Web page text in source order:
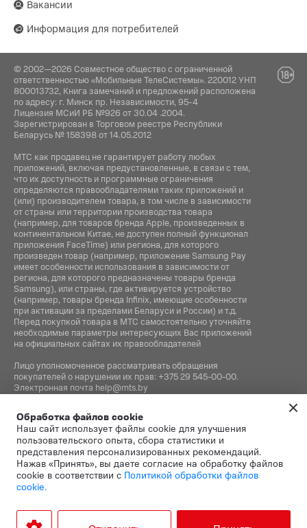
Вакансии
Информация для потребителей
© 2002—2026 Совместное общество с ограниченной
ответственностью «Мобильные ТелеСистемы». 220012 УНП
800013732, Книга замечаний и предложений расположена
по адресу: г. Минск пр. Независимости, 95-4
Лицензия МСиИ РБ №926 от 30.04 .2004.
Зарегистрирован в Торговом реестре Республики
Беларусь № 158398 от 14.05.2012
МТС как продавец не гарантирует работу любых
приложений, включая предустановленные, в связи с тем,
что их доступность и программные ограничения
определяются правообладателями таких приложений и
(или) производителем товара, в том числе в зависимости
от страны или территории производства товара
(например, для товаров бренда Apple, произведенных в
континентальном Китае, не доступен полный функционал
приложения FaceTime) или региона, для которого
произведен товар (например, приложение Samsung Pay
имеет особенности использования в зависимости от
региона, для которого предназначены товары бренда
Samsung), или страны, где активируется устройство
(например, товары бренда Infiniх, имеющие особенности
при активации за пределами Беларуси и России) и т.д.
Перед покупкой товара в МТС самостоятельно уточняйте
необходимые параметры интересующих Вас приложений
на официальных сайтах их правообладателей
Лицо уполномоченное рассматривать обращения
покупателей о нарушении их прав: +375 29 545-00-00.
Электронная почта help@mts.by
распорядительных органов по месту государственной
регистрации СООО «Мобильные ТелеСистемы»,
уполномоченных рассматривать обращения покупателей:
+375 17 215-14-65
reCAPTCHA, а также
конфиденциальности
Условия
Обработка файлов cookie
Наш сайт использует файлы cookie для улучшения
пользовательского опыта, сбора статистики и
представления персонализированных рекомендаций.
Нажав «Принять», вы даете согласие на обработку файлов
cookie в соответствии с Политикой обработки файлов
cookie.